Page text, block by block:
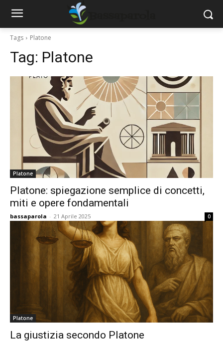
Tags Platone
Tag: Platone
Platone
Platone: spiegazione semplice di concetti,
miti e opere fondamentali
bassaparola - 21 Aprile 2025 0
Platone
La giustizia secondo Platone